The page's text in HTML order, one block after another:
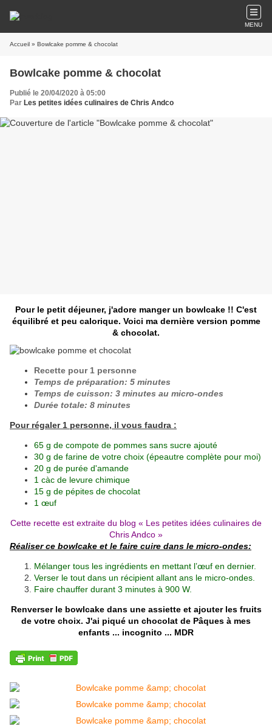
MENU
Accueil » Bowlcake pomme & chocolat
Bowlcake pomme & chocolat
Publié le 20/04/2020 à 05:00
Par Les petites idées culinaires de Chris Andco
Pour le petit déjeuner, j'adore manger un bowlcake !! C'est
équilibré et peu calorique. Voici ma dernière version pomme
& chocolat.
Recette pour 1 personne
Temps de préparation: 5 minutes
Temps de cuisson: 3 minutes au micro-ondes
Durée totale: 8 minutes
Pour régaler 1 personne, il vous faudra :
65 g de compote de pommes sans sucre ajouté
30 g de farine de votre choix (épeautre complète pour moi)
20 g de purée d'amande
1 càc de levure chimique
15 g de pépites de chocolat
1 œuf
Cette recette est extraite du blog « Les petites idées culinaires de
Chris Andco »
Réaliser ce bowlcake et le faire cuire dans le micro-ondes:
Mélanger tous les ingrédients en mettant l’œuf en dernier.
Verser le tout dans un récipient allant ans le micro-ondes.
Faire chauffer durant 3 minutes à 900 W.
Renverser le bowlcake dans une assiette et ajouter les fruits
de votre choix. J'ai piqué un chocolat de Pâques à mes
enfants ... incognito ... MDR